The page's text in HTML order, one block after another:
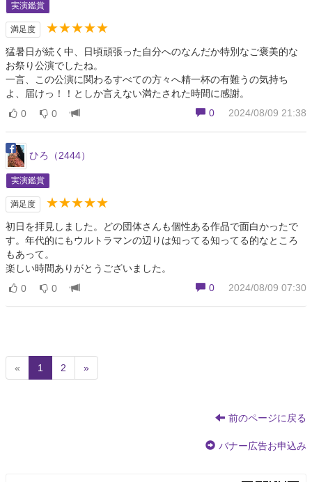
実演鑑賞
満足度 ★★★★★
猛暑日が続く中、日頃頑張った自分へのなんだか特別なご褒美的な
お祭り公演でしたね。
一言、この公演に関わるすべての方々へ精一杯の有難うの気持ち
よ、届けっ！！としか言えない満たされた時間に感謝。
0
2024/08/09 21:38
0 0
ひろ（2444）
実演鑑賞
満足度 ★★★★★
初日を拝見しました。どの団体さんも個性ある作品で面白かったで
す。年代的にもウルトラマンの辺りは知ってる知ってる的なところ
もあって。
楽しい時間ありがとうございました。
0
2024/08/09 07:30
0 0
« 1
c
2 »
前のページに戻る
バナー広告お申込み